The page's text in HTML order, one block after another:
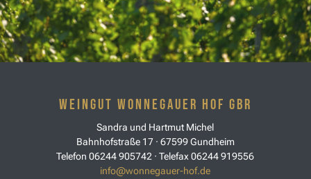
Weingut Wonnegauer Hof GbR
Sandra und Hartmut Michel
Bahnhofstraße 17 · 67599 Gundheim
Telefon 06244 905742 · Telefax 06244 919556
info@wonnegauer-hof.de